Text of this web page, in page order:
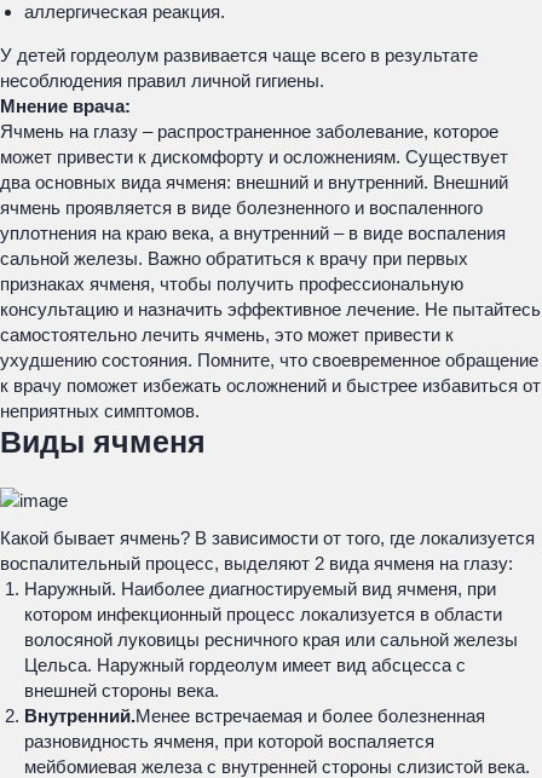
аллергическая реакция.
У детей гордеолум развивается чаще всего в результате
несоблюдения правил личной гигиены.
Мнение врача:
Ячмень на глазу – распространенное заболевание, которое
может привести к дискомфорту и осложнениям. Существует
два основных вида ячменя: внешний и внутренний. Внешний
ячмень проявляется в виде болезненного и воспаленного
уплотнения на краю века, а внутренний – в виде воспаления
сальной железы. Важно обратиться к врачу при первых
признаках ячменя, чтобы получить профессиональную
консультацию и назначить эффективное лечение. Не пытайтесь
самостоятельно лечить ячмень, это может привести к
ухудшению состояния. Помните, что своевременное обращение
к врачу поможет избежать осложнений и быстрее избавиться от
неприятных симптомов.
Виды ячменя
Какой бывает ячмень? В зависимости от того, где локализуется
воспалительный процесс, выделяют 2 вида ячменя на глазу:
Наружный. Наиболее диагностируемый вид ячменя, при
котором инфекционный процесс локализуется в области
волосяной луковицы ресничного края или сальной железы
Цельса. Наружный гордеолум имеет вид абсцесса с
внешней стороны века.
Внутренний.Менее встречаемая и более болезненная
разновидность ячменя, при которой воспаляется
мейбомиевая железа с внутренней стороны слизистой века.